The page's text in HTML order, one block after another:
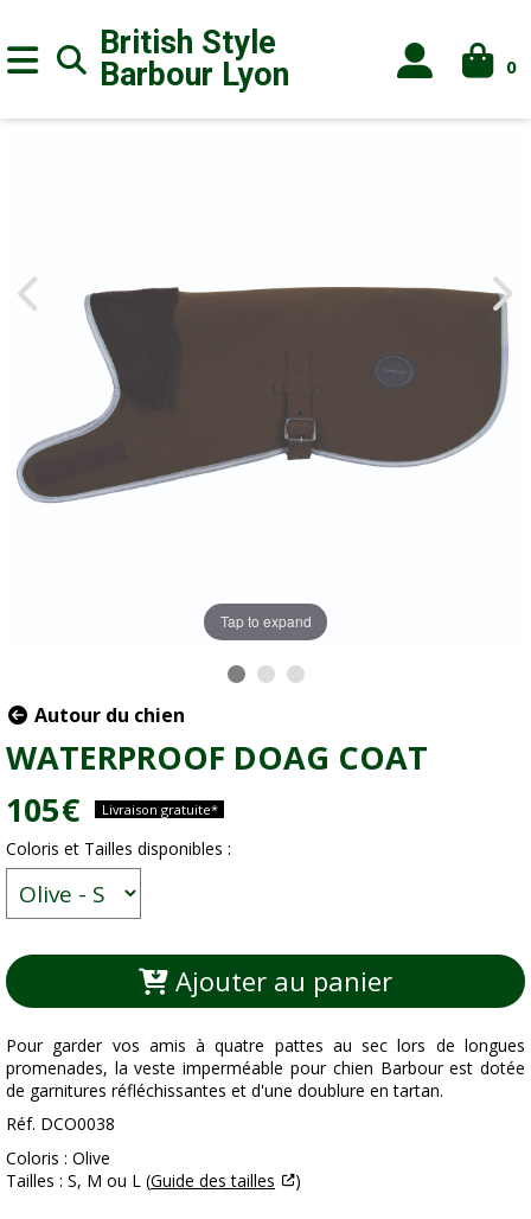
British Style
Barbour Lyon 0
Tap to expand
Autour du chien
WATERPROOF DOAG COAT
105€ Livraison gratuite*
Coloris et Tailles disponibles :
Ajouter au panier
Pour garder vos amis à quatre pattes au sec lors de longues
promenades, la veste imperméable pour chien Barbour est dotée
de garnitures réfléchissantes et d'une doublure en tartan.
Réf. DCO0038
Coloris : Olive
Tailles : S, M ou L (Guide des tailles )